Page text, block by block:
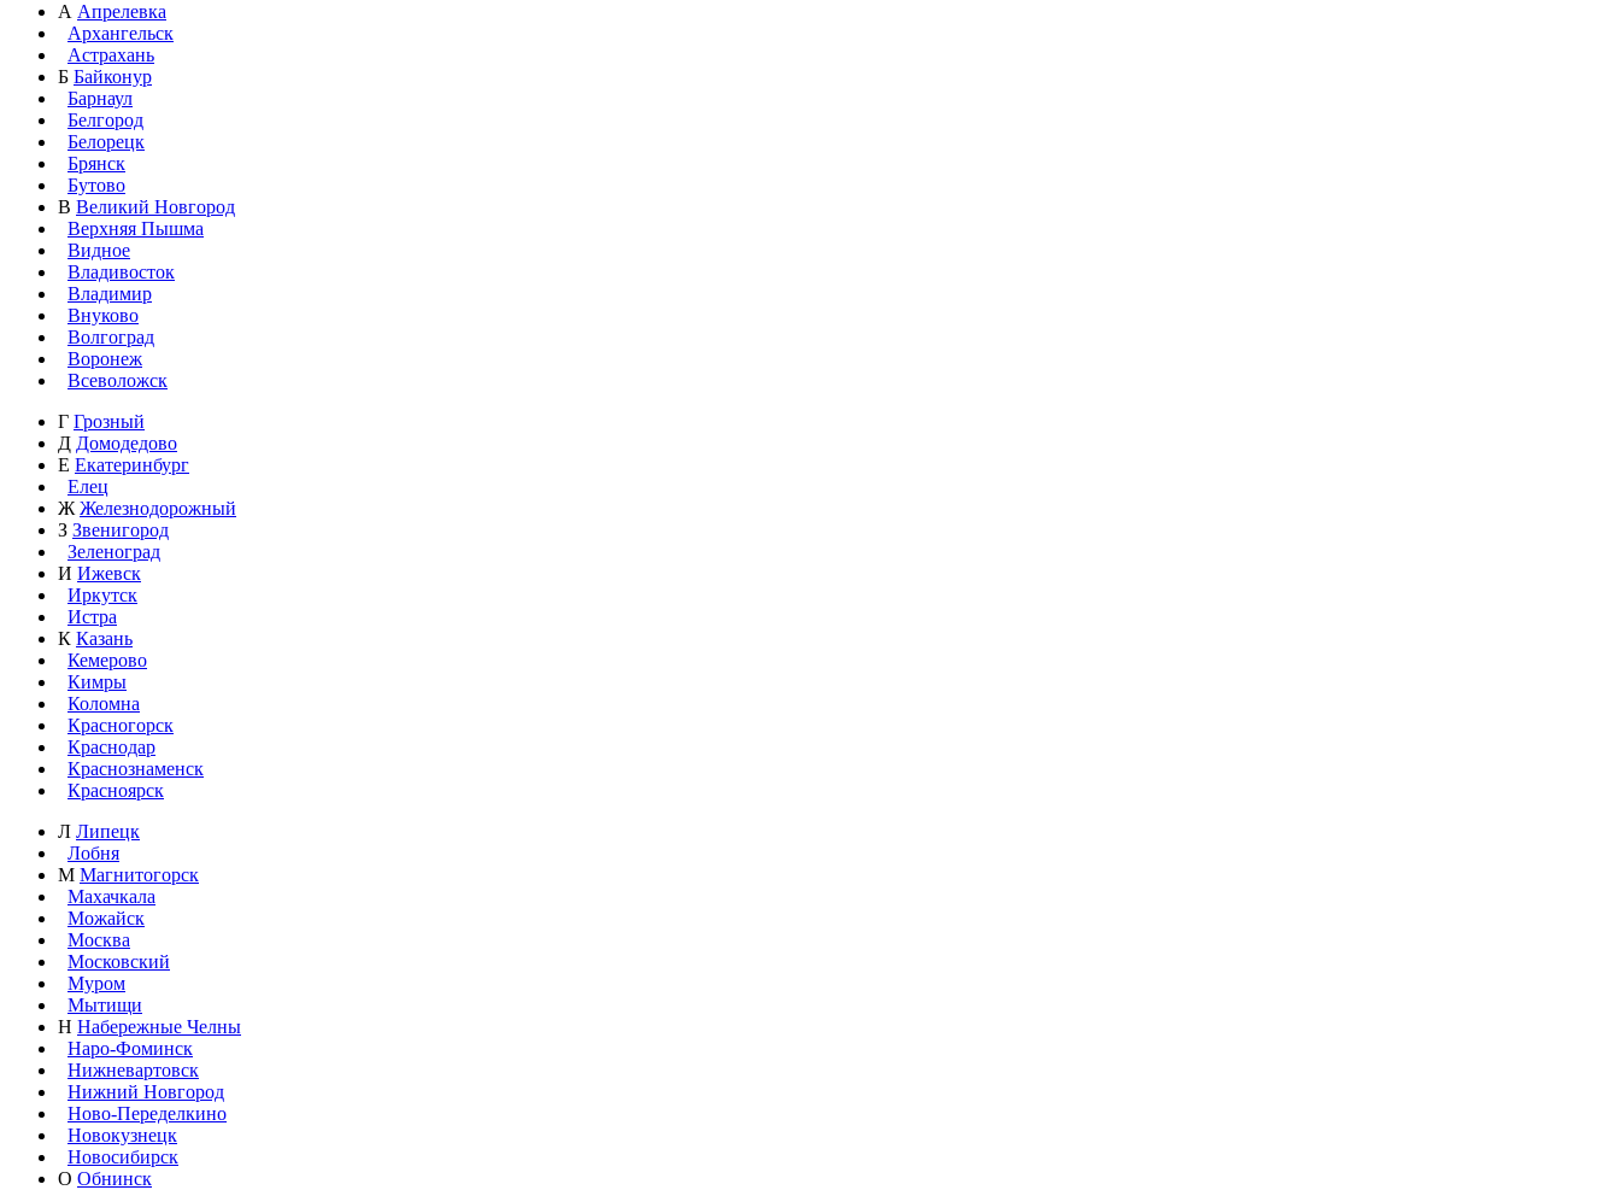
А Апрелевка
Архангельск
Астрахань
Б Байконур
Барнаул
Белгород
Белорецк
Брянск
Бутово
В Великий Новгород
Верхняя Пышма
Видное
Владивосток
Владимир
Внуково
Волгоград
Воронеж
Всеволожск
Г Грозный
Д Домодедово
Е Екатеринбург
Елец
Ж Железнодорожный
З Звенигород
Зеленоград
И Ижевск
Иркутск
Истра
К Казань
Кемерово
Кимры
Коломна
Красногорск
Краснодар
Краснознаменск
Красноярск
Л Липецк
Лобня
М Магнитогорск
Махачкала
Можайск
Москва
Московский
Муром
Мытищи
Н Набережные Челны
Наро-Фоминск
Нижневартовск
Нижний Новгород
Ново-Переделкино
Новокузнецк
Новосибирск
О Обнинск